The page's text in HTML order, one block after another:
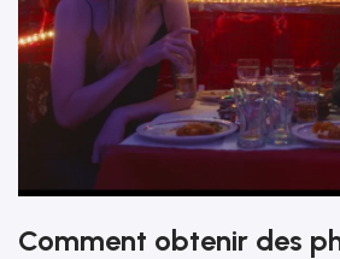
Comment obtenir des